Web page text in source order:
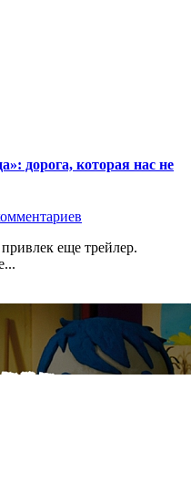
дорога, которая нас не
еще трейлер.